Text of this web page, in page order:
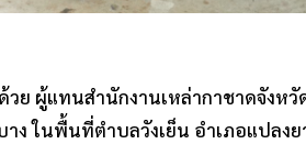
วย ผู้แทนสำนักงานเหล่ากาชาดจังหวั
ง ในพื้นที่ตำบลวังเย็น อำเภอแปลงย